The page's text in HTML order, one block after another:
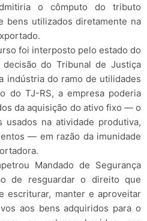
o cômputo do tributo
bens utilizados diretamente na
foi interposto pelo estado do
do Tribunal de Justiça
indústria do ramo de utilidades
do TJ-RS, a empresa poderia
da aquisição do ativo fixo — o
na atividade produtiva,
— em razão da imunidade
Mandado de Segurança
de resguardar o direito que
escriturar, manter e aproveitar
aos bens adquiridos para o